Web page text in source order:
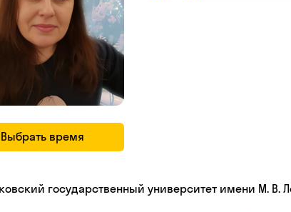
Выбрать время
государственный университет имени М. В.